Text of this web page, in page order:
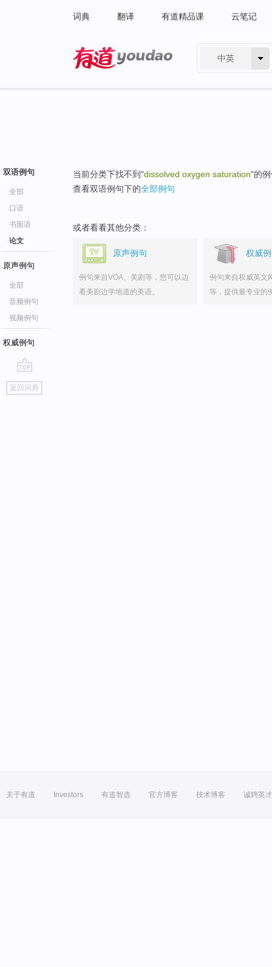
词典 翻译 有道精品课 云笔记
中英
双语例句
全部
口语
书面语
论文
原声例句
全部
音频例句
视频例句
权威例句
go
top
返回词典
当前分类下找不到"dissolved oxygen saturation"的
查看双语例句下的全部例句
或者看看其他分类：
原声例句
例句来自VOA、美剧等，您可以边
看美剧边学地道的美语。
权威
例句来自权威英文
等，提供最专业的
关于有道 Investors 有道智选 官方博客 技术博客 诚聘英才